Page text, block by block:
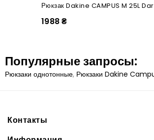
Рюкзак Dakine CAMPUS M 25L
1988 ₴
Популярные запросы:
Рюкзаки однотонные, Рюкзаки Dakine
Контакты